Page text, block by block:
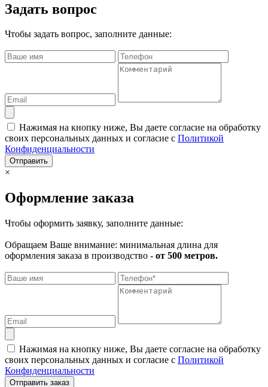
Задать вопрос
Чтобы задать вопрос, заполните данные:
Нажимая на кнопку ниже, Вы даете согласие на обработку
своих персональных данных и согласие с Политикой
Конфиденциальности
Отправить
×
Оформление заказа
Чтобы оформить заявку, заполните данные:
Обращаем Ваше внимание: минимальная длина для
оформления заказа в производство - от 500 метров.
Нажимая на кнопку ниже, Вы даете согласие на обработку
своих персональных данных и согласие с Политикой
Конфиденциальности
Отправить заказ